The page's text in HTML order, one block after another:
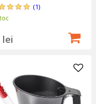
(1)
lei